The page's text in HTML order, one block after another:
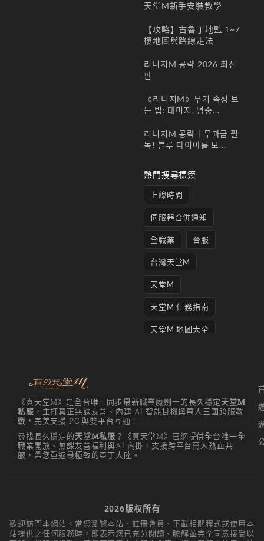
教你
判斷
「真
正適
合你
器」
5 1
2026
堂
M》
里，
关于
“哪
一把
武器
好”
的讨
远不
天堂M新手安裝教學
【攻略】古魯丁地監 1~7
樓地圖與路線走法
리니지M 공략 2026 최신
판
《리니지M》무기 속성 보
는 법: 대미지, 명중...
리니지M 공략｜무과금 필
독! 블루 다이아를 모...
熱門搜尋標簽
上線時間
伺服器合併通知
全職業 台服
台灣天堂M
天堂M
天堂M 任務指南
天堂M 地圖大全
天堂M 攻略
天堂M 無課
天堂M 職業推薦
天堂M職業推薦
《真天堂M》是全台唯一同步最新職業魔劍士的長久穩定天堂M
私服 ，主打真正無課友善、內建 AI 智能掛機與萬人三國跨服激
戰，完美支援 PC 與雙平台互通！
尋找長久穩定的天堂M私服 ？《真天堂M》官網提供全台唯一全
職業開放、無課友善福利與AI 內掛，支援跨平台萬人熱血共
服，帶您重返最極致的亞丁大陸。
2026版权所有
歡迎訪問本網站。當您瀏覽本站、註冊會員、下載相關程式或使用本
站提供之任何服務時，即表示您已充分閱讀、瞭解並完全同意接受以